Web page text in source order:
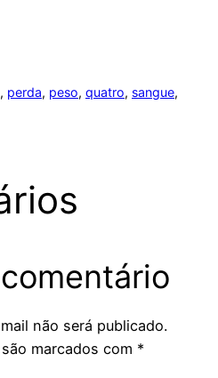
, perda, peso, quatro, sangue
não será publicado.
marcados com *